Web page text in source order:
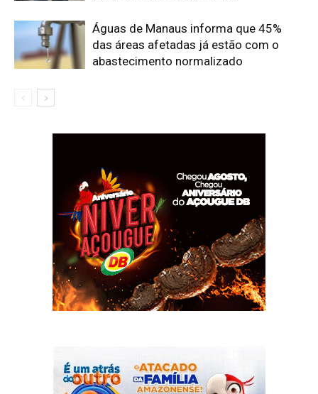
Águas de Manaus informa que 45%
das áreas afetadas já estão com o
abastecimento normalizado